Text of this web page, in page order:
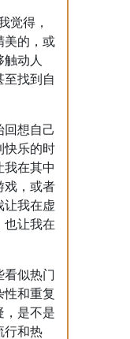
觉得，
美的，或
动人
至找到自
回想自己
快乐的时
我在其中
戏，或者
让我在虚
也让我在
看似热门
性和重复
，是不是
行和热